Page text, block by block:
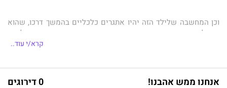
וכן המחשבה שלילד הזה יהיו אתגרים כלכליים בהמשך דרכו, שהוא
יסבול מחרדה הקרויה אגורפוביה, שמתבטאת בעיקר בקשיים בהליכה,
ושלעולם לא יקרא ספרי קריאה להנאתו ולהשכלתו, אם כי יקרא
אילו הייתם מספרים לי לפני עשרים שנה שזה מה שאני אעשה, אני
קרא/י עוד..
אנחנו ממש אהבנו! 0 דירוגים